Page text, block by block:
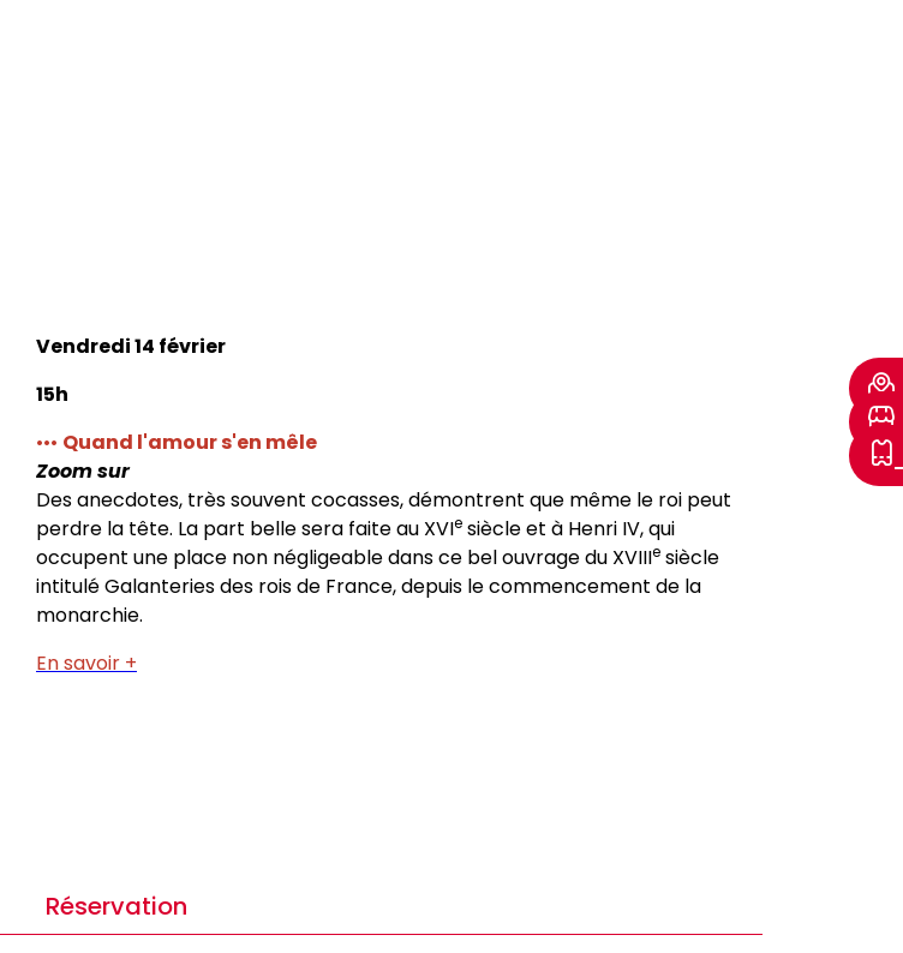
Vendredi 14 février
15h
••• Quand l'amour s'en mêle
Zoom sur
Des anecdotes, très souvent cocasses, démontrent que même le roi peut
perdre la tête. La part belle sera faite au XVIe siècle et à Henri IV, qui
occupent une place non négligeable dans ce bel ouvrage du XVIIIe siècle
intitulé Galanteries des rois de France, depuis le commencement de la
monarchie.
En savoir +
Réservation